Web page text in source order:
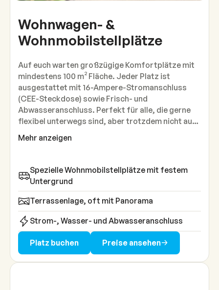
Wohnwagen- &
Wohnmobilstellplätze
Auf euch warten großzügige Komfortplätze mit
mindestens 100 m² Fläche. Jeder Platz ist
ausgestattet mit 16-Ampere-Stromanschluss
(CEE-Steckdose) sowie Frisch- und
Abwasseranschluss. Perfekt für alle, die gerne
flexibel unterwegs sind, aber trotzdem nicht auf
Bequemlichkeit verzichten möchten.
Mehr anzeigen
Spezielle Wohnmobilstellplätze mit festem
Untergrund
Terrassenlage, oft mit Panorama
Strom-, Wasser- und Abwasseranschluss
Platz buchen Preise ansehen